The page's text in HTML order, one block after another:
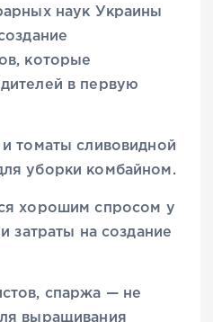
наук Украины
которые
в первую
томаты сливовидной
уборки комбайном.
хорошим спросом у
затраты на создание
спаржа — не
выращивания